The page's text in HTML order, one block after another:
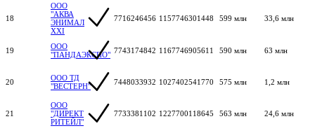
18
ООО
"АКВА
ЭНИМАЛ
XXI
7716246456 1157746301448 599 млн 33,6 млн
19
ООО
"ПАНДАЭКСПО" 7743174842 1167746905611 590 млн 63 млн
20
ООО ТД
"ВЕСТЕРН"
7448033932 1027402541770 575 млн 1,2 млн
21
ООО
"ДИРЕКТ
РИТЕЙЛ"
7733381102 1227700118645 563 млн 24,6 млн